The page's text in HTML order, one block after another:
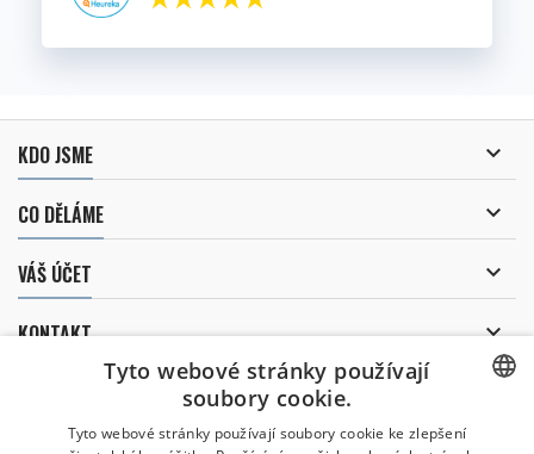
KDO JSME 
CO DĚLÁME 
VÁŠ ÚČET 
KONTAKT 
ODBĚR NOVINEK
CZECH
Tyto webové stránky používají
soubory cookie.
Tyto webové stránky používají soubory cookie ke zlepšení